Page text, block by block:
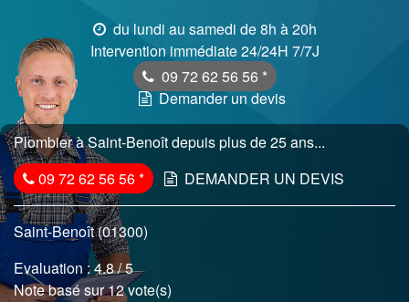
du lundi au samedi de 8h à 20h
Intervention immédiate 24/24H 7/7J
09 72 62 56 56 *
Demander un devis
Plombier à Saint-Benoît depuis plus de 25 ans...
09 72 62 56 56* DEMANDER UN DEVIS
Saint-Benoît (01300)
Evaluation :4.8/ 5
Note basé sur 12 vote(s)